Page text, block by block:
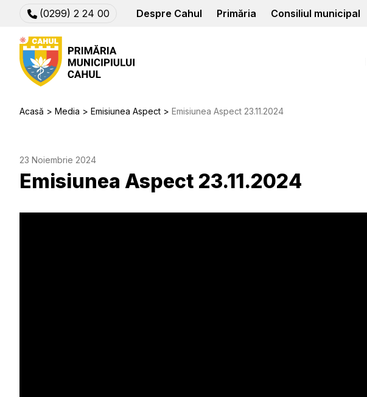
(0299) 2 24 00 Despre Cahul Primăria Consiliul municipal
Acasă Media Emisiunea Aspect Emisiunea Aspect 23.11.2024
23 Noiembrie 2024
Emisiunea Aspect 23.11.2024